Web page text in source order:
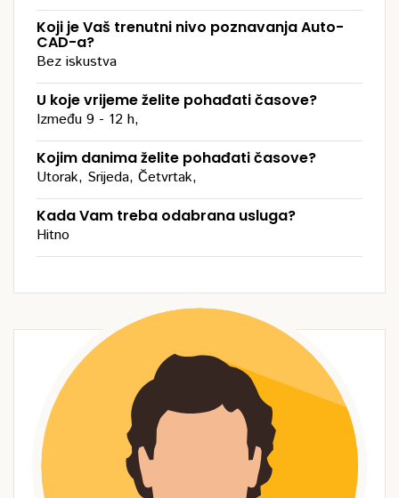
Koji je Vaš trenutni nivo poznavanja Auto-
CAD-a?
Bez iskustva
U koje vrijeme želite pohađati časove?
Između 9 - 12 h,
Kojim danima želite pohađati časove?
Utorak, Srijeda, Četvrtak,
Kada Vam treba odabrana usluga?
Hitno